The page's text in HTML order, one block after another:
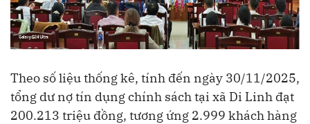
Theo số liệu thống kê, tính đến ngày 30/11/2025,
tổng dư nợ tín dụng chính sách tại xã Di Linh đạt
200.213 triệu đồng, tương ứng 2.999 khách hàng